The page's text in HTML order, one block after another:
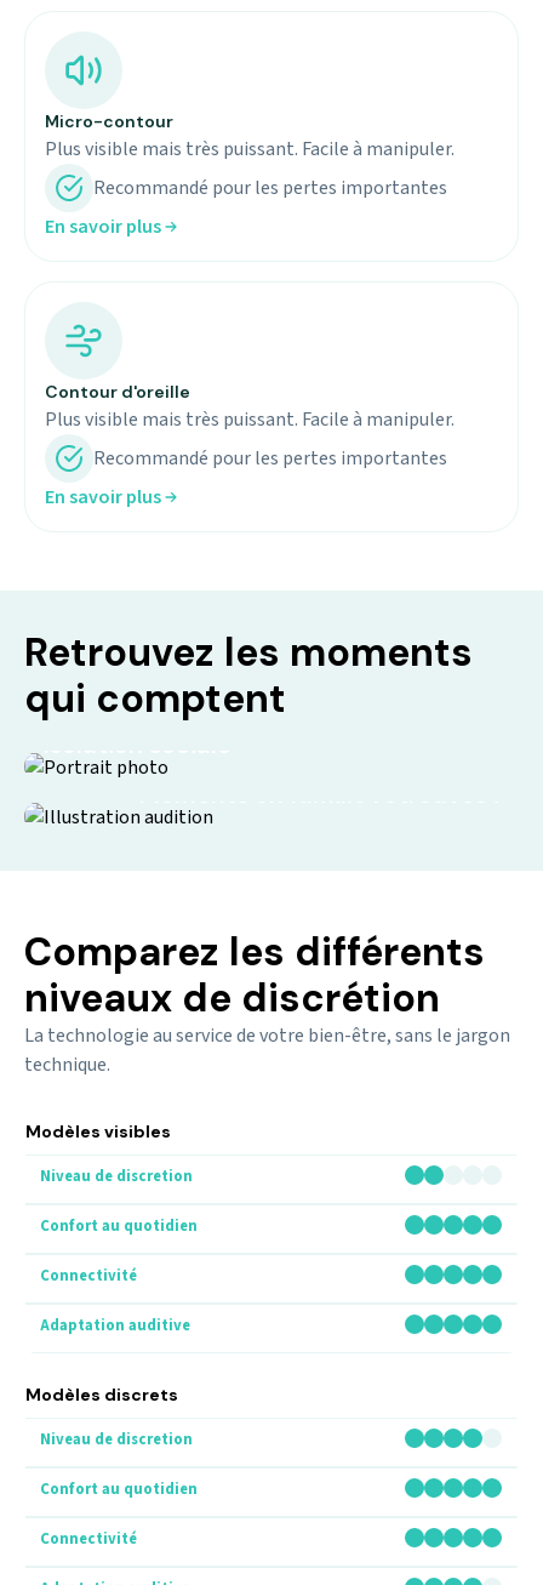
Micro-contour
Plus visible mais très puissant. Facile à manipuler.
Recommandé pour les pertes importantes
En savoir plus
Contour d'oreille
Plus visible mais très puissant. Facile à manipuler.
Recommandé pour les pertes importantes
En savoir plus
Retrouvez les moments
qui comptent
Comparez les différents
niveaux de discrétion
La technologie au service de votre bien-être, sans le jargon
technique.
Modèles visibles
Modèles discrets